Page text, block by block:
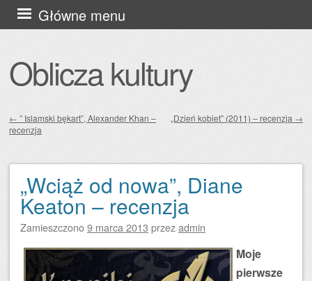
Oblicza kultury
Główne menu
Przejdź
do
Zobacz wpisy
← ” Islamski bękart”, Alexander Khan –
recenzja
„Dzień kobiet” (2011) – recenzja →
„Wciąż od nowa”, Diane
Keaton – recenzja
Zamieszczono9 marca 2013 przezadmin
Moje
pierwsze